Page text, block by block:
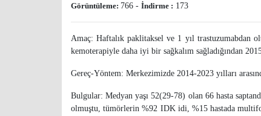
Görüntüleme: 766 - İndirme : 173
Amaç: Haftalık paklitaksel ve 1 yıl trastuzumabdan
kemoterapiyle daha iyi bir sağkalım sağladığından
Gereç-Yöntem: Merkezimizde 2014-2023 yılları
Bulgular: Medyan yaşı 52(29-78) olan 66 hasta
olmuştu, tümörlerin %92 IDK idi, %15 hastada